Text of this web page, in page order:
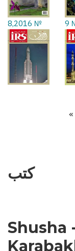
№ 8,2016
Last
»
كتب
Shusha